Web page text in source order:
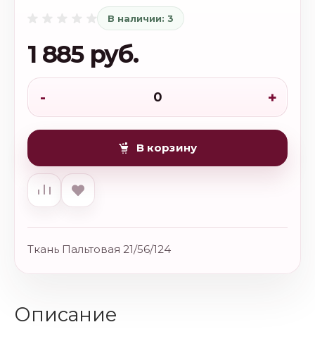
В наличии: 3
1 885 руб.
- +
В корзину
Ткань Пальтовая 21/56/124
Описание